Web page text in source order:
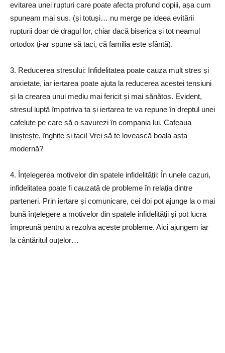
evitarea unei rupturi care poate afecta profund copiii, așa cum
spuneam mai sus. (și totuși… nu merge pe ideea evitării
rupturii doar de dragul lor, chiar dacă biserica și tot neamul
ortodox ți-ar spune să taci, că familia este sfântă).
3. Reducerea stresului: Infidelitatea poate cauza mult stres și
anxietate, iar iertarea poate ajuta la reducerea acestei tensiuni
și la crearea unui mediu mai fericit și mai sănătos. Evident,
stresul luptă împotriva ta și iertarea te va repune în dreptul unei
cafeluțe pe care să o savurezi în compania lui. Cafeaua
liniștește, înghite și taci! Vrei să te lovească boala asta
modernă?
4. Înțelegerea motivelor din spatele infidelității: În unele cazuri,
infidelitatea poate fi cauzată de probleme în relația dintre
parteneri. Prin iertare și comunicare, cei doi pot ajunge la o mai
bună înțelegere a motivelor din spatele infidelității și pot lucra
împreună pentru a rezolva aceste probleme. Aici ajungem iar
la cântăritul ouțelor…